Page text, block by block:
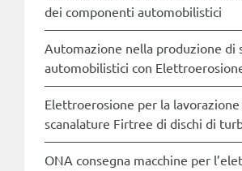
dei componenti automobilistici
Automazione nella produzione di
automobilistici con
Elettroerosione per la lavorazione
scanalature Firtree di dischi di
ONA consegna macchine per